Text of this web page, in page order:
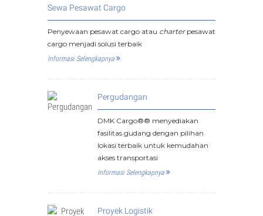
Sewa Pesawat Cargo
Penyewaan pesawat cargo atau charterpesawat
cargo menjadi solusi terbaik
Informasi Selengkapnya
Pergudangan
DMK Cargo®® menyediakan
fasilitas gudang dengan pilihan
lokasi terbaik untuk kemudahan
akses transportasi
Informasi Selengkapnya
Proyek Logistik